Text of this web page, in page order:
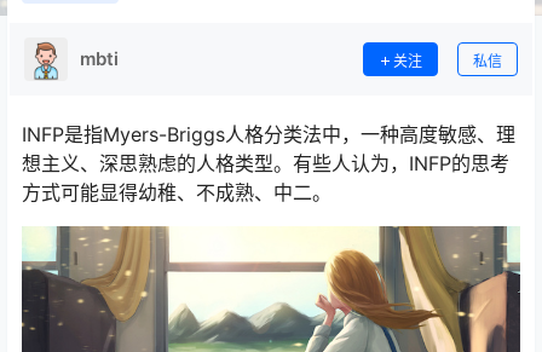
mbti 关注 私信
INFP是指Myers-Briggs人格分类法中，一种高度敏感、理
想主义、深思熟虑的人格类型。有些人认为，INFP的思考
方式可能显得幼稚、不成熟、中二。